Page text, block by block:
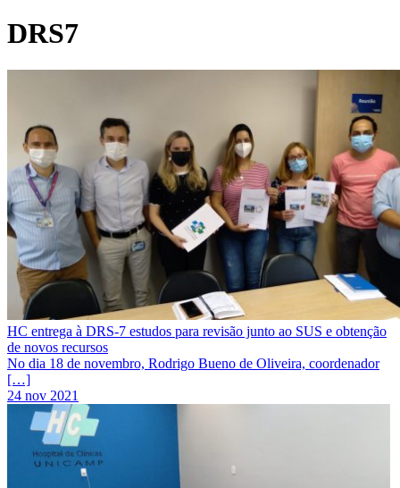
DRS7
HC entrega à DRS-7 estudos para revisão junto ao SUS e obtenção
de novos recursos
No dia 18 de novembro, Rodrigo Bueno de Oliveira, coordenador
[…]
24 nov 2021